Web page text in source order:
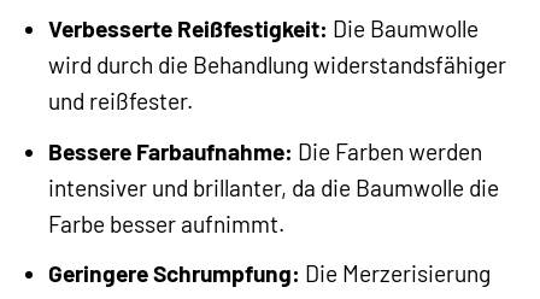
Verbesserte Reißfestigkeit: Die Baumwolle
wird durch die Behandlung widerstandsfähiger
und reißfester.
Bessere Farbaufnahme: Die Farben werden
intensiver und brillanter, da die Baumwolle die
Farbe besser aufnimmt.
Geringere Schrumpfung: Die Merzerisierung